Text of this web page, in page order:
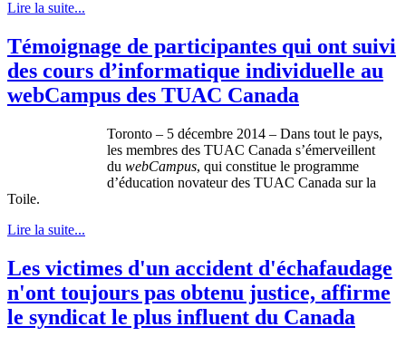
Lire la suite...
Témoignage de participantes qui ont suivi
des cours d’informatique individuelle au
webCampus des TUAC Canada
Toronto – 5 décembre 2014 – Dans tout le pays,
les membres des TUAC Canada s’émerveillent
du webCampus, qui constitue le programme
d’éducation novateur des TUAC Canada sur la
Toile.
Lire la suite...
Les victimes d'un accident d'échafaudage
n'ont toujours pas obtenu justice, affirme
le syndicat le plus influent du Canada